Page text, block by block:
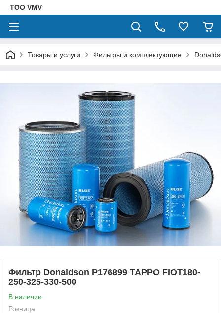
ТОО VMV
Товары и услуги Фильтры и комплектующие
Фильтр Donaldson P176899 TAPPO FIOT180-
250-325-330-500
В наличии
Розница